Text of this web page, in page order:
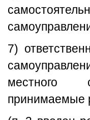
7)
местного
принимаемые